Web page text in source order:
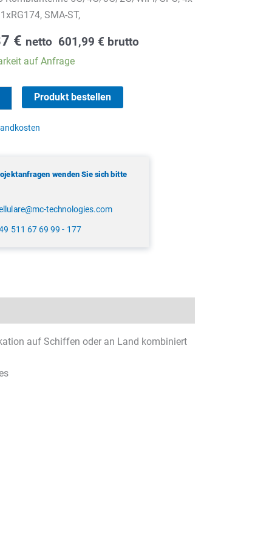
SMA-ST,
€ netto 601,99 € brutto
auf Anfrage
Produkt bestellen
wenden Sie sich bitte
technologies.com
511 67 69 99 - 177
auf Schiffen oder an Land kombiniert